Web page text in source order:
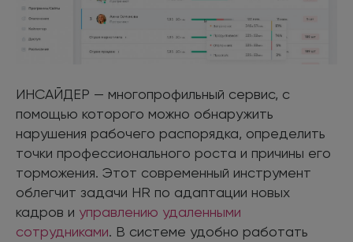
ИНСАЙДЕР — многопрофильный сервис, с
помощью которого можно обнаружить
нарушения рабочего распорядка, определить
точки профессионального роста и причины его
торможения. Этот современный инструмент
облегчит задачи HR по адаптации новых
кадров и управлению удаленными
сотрудниками. В системе удобно работать